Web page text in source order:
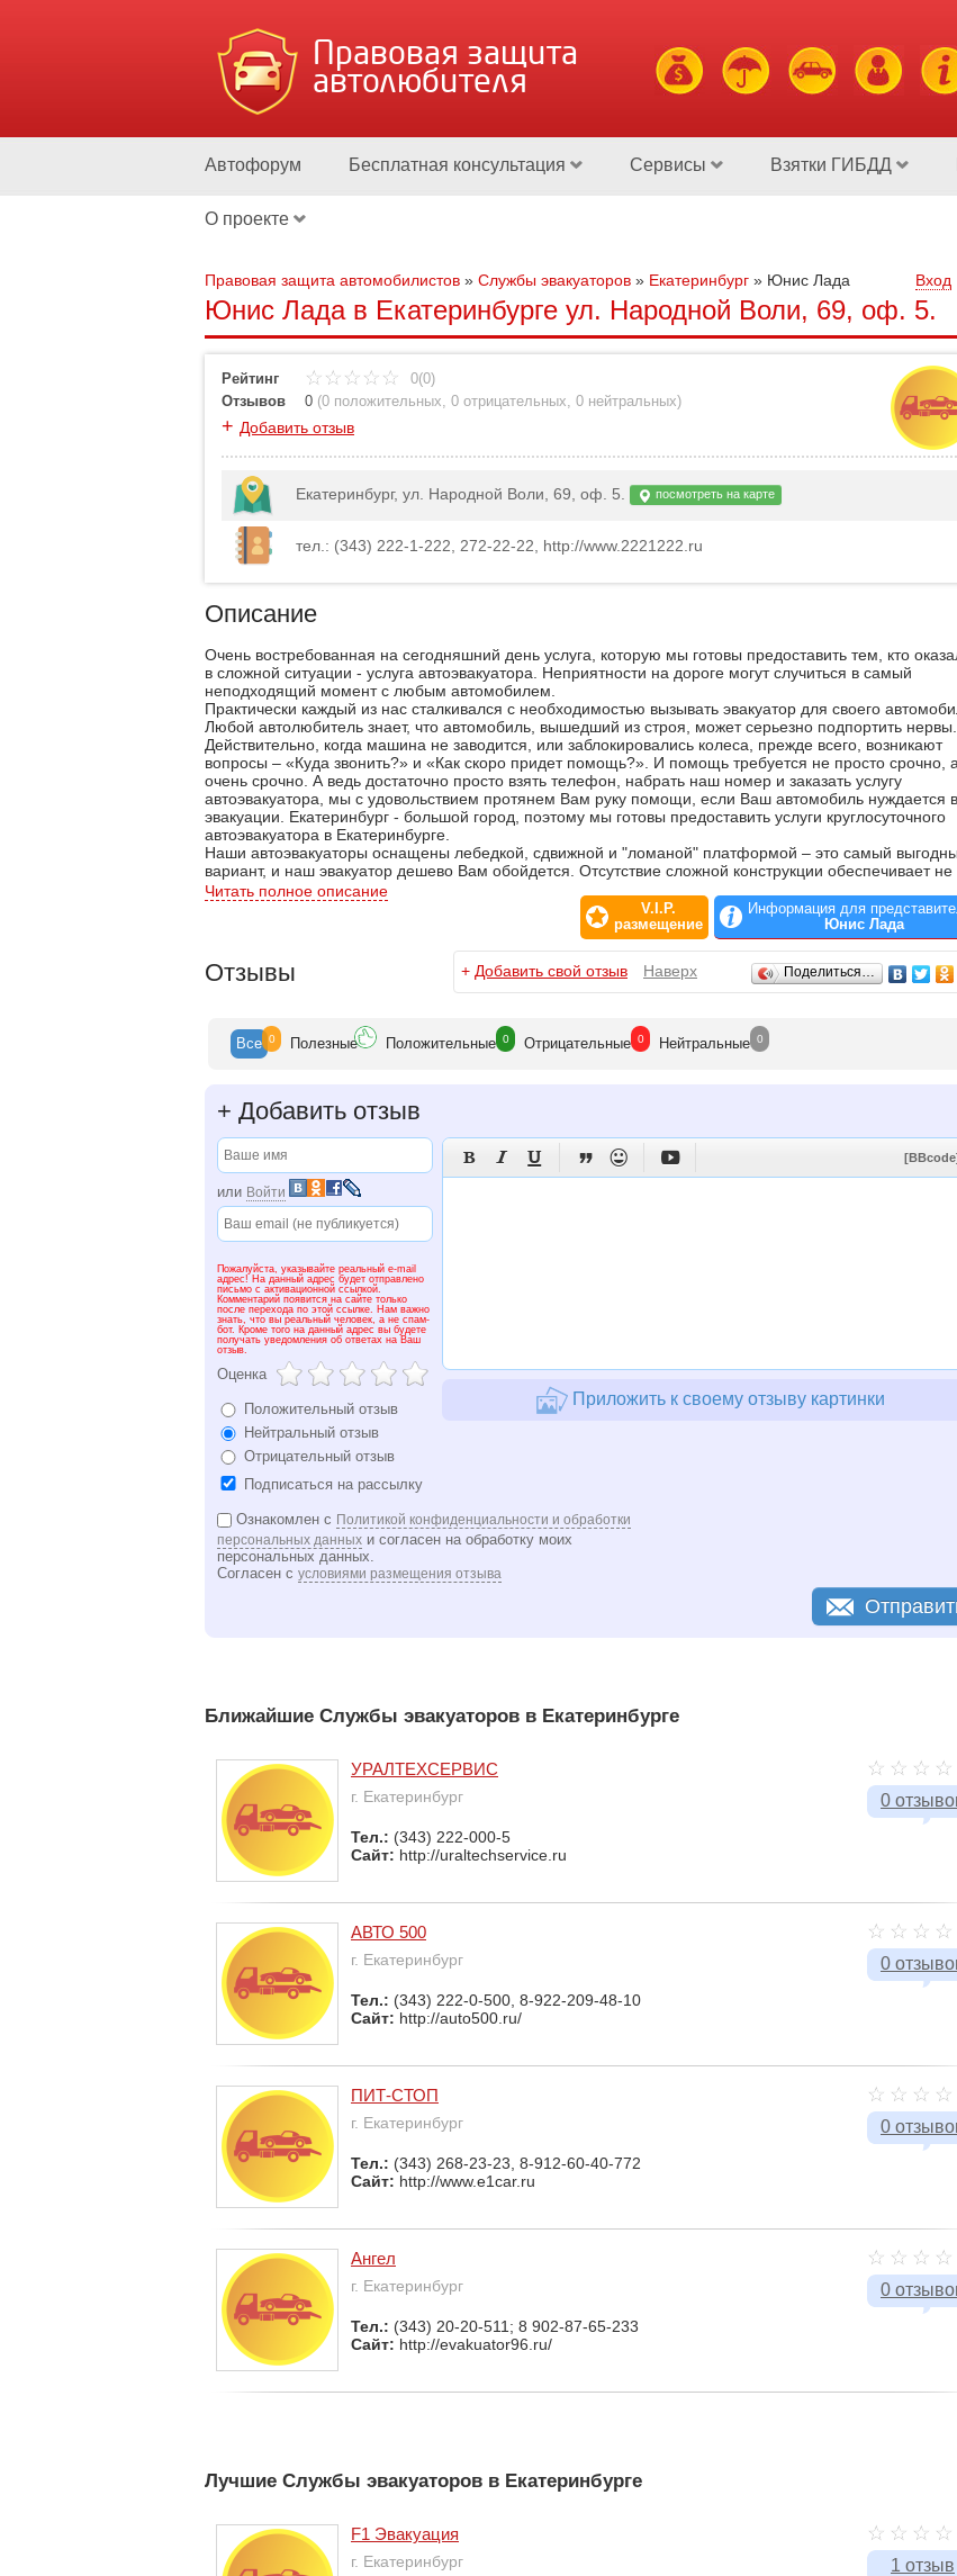
Правовая защита
автолюбителя
Автофорум Бесплатная консультация Сервисы Взятки ГИБДД
О проекте
Правовая защита автомобилистов » Службы эвакуаторов » Екатеринбург » Юнис Лада Вход
Юнис Лада в Екатеринбурге ул. Народной Воли, 69, оф. 5.
Рейтинг
0(0)
Отзывов
0 (0 положительных, 0 отрицательных, 0 нейтральных)
+ Добавить отзыв
Екатеринбург, ул. Народной Воли, 69, оф. 5. посмотреть на карте
тел.: (343) 222-1-222, 272-22-22, http://www.2221222.ru
Описание
Очень востребованная на сегодняшний день услуга, которую мы готовы предоставить тем, кто
в сложной ситуации - услуга автоэвакуатора. Неприятности на дороге могут случиться в самый
неподходящий момент с любым автомобилем.
Практически каждый из нас сталкивался с необходимостью вызывать эвакуатор для своего
Любой автолюбитель знает, что автомобиль, вышедший из строя, может серьезно подпортить нервы.
Действительно, когда машина не заводится, или заблокировались колеса, прежде всего, возникают
вопросы – «Куда звонить?» и «Как скоро придет помощь?». И помощь требуется не просто срочно, а
очень срочно. А ведь достаточно просто взять телефон, набрать наш номер и заказать услугу
автоэвакуатора, мы с удовольствием протянем Вам руку помощи, если Ваш автомобиль нуждается в
эвакуации. Екатеринбург - большой город, поэтому мы готовы предоставить услуги круглосуточного
автоэвакуатора в Екатеринбурге.
Наши автоэвакуаторы оснащены лебедкой, сдвижной и "ломаной" платформой – это самый
вариант, и наш эвакуатор дешево Вам обойдется. Отсутствие сложной конструкции обеспечивает не
только низкую себестоимость, но и надёжность данной модели. Возможности наших автоэвакуаторов
позволяют грузить до 2х автомобилей одновременно, а также эвакуировать микроавтобусы и
Осуществляем эвакуацию автомобилей по Екатеринбургу и Свердловской области качественно и
Читать полное описание
V.I.P.
размещение
Информация для
Юнис Лада
Отзывы + Добавить свой отзыв Наверх Поделиться…
Все 0 Полезные Положительные 0 Отрицательные 0 Нейтральные 0
+ Добавить отзыв
или Войти
Пожалуйста, указывайте реальный e-mail
адрес! На данный адрес будет отправлено
письмо с активационной ссылкой.
Комментарий появится на сайте только
после перехода по этой ссылке. Нам важно
знать, что вы реальный человек, а не спам-
бот. Кроме того на данный адрес вы будете
получать уведомления об ответах на Ваш
отзыв.
Оценка
Положительный отзыв
Нейтральный отзыв
Отрицательный отзыв
Подписаться на рассылку
     
Приложить к своему отзыву картинки
Ознакомлен с Политикой конфиденциальности и обработки
персональных данных и согласен на обработку моих
персональных данных.
Согласен с условиями размещения отзыва
Ближайшие Службы эвакуаторов в Екатеринбурге
0
УРАЛТЕХСЕРВИС
г. Екатеринбург
Тел.: (343) 222-000-5
Сайт: http://uraltechservice.ru
0
АВТО 500
г. Екатеринбург
Тел.: (343) 222-0-500, 8-922-209-48-10
Сайт: http://auto500.ru/
0
ПИТ-СТОП
г. Екатеринбург
Тел.: (343) 268-23-23, 8-912-60-40-772
Сайт: http://www.e1car.ru
0
Ангел
г. Екатеринбург
Тел.: (343) 20-20-511; 8 902-87-65-233
Сайт: http://evakuator96.ru/
Лучшие Службы эвакуаторов в Екатеринбурге
1 отзыв
F1 Эвакуация
г. Екатеринбург